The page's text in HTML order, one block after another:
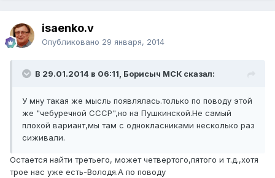
isaenko.v
Опубликовано 29 января, 2014
В 29.01.2014 в 06:11, Борисыч МСК сказал:
У мну такая же мысль появлялась.только по поводу этой
же "чебуречной СССР",но на Пушкинской.Не самый
плохой вариант,мы там с однокласниками несколько раз
сиживали.
Остается найти третьего, может четвертого,пятого и т.д.,хотя
трое нас уже есть-Володя.А по поводу